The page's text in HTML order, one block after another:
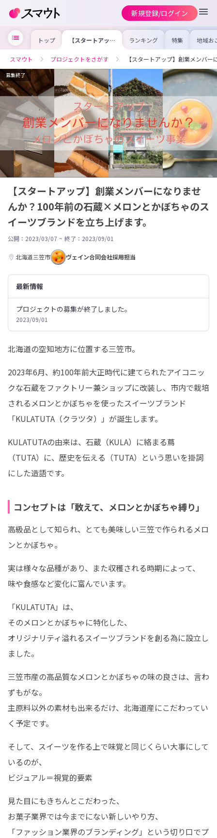
新規登録/ログイン
トップ 【スタートアッ
プ】創業メンバー
100年前の石蔵×
メロンとかぼちゃ
のスイーツブラン
ドを立ち上げま
す。
ランキング 特集 地域お
の求
を集め
事内容
を比較
合った
けよう
スマウト プロジェクトをさがす 【スタートアップ】創業メンバ
募集終了
【スタートアップ】創業メンバーになりませ
んか？100年前の石蔵×メロンとかぼちゃのス
イーツブランドを立ち上げます。
公開：2023/03/07 ~ 終了：2023/09/01
北海道三笠市 ヴェイン合同会社採用担当
最新情報
プロジェクトの募集が終了しました。
2023/09/01
北海道の空知地方に位置する三笠市。
2023年6月、約100年前大正時代に建てられたアイコニッ
クな石蔵をファクトリー兼ショップに改装し、市内で栽培
されるメロンとかぼちゃを使ったスイーツブランド
「KULATUTA（クラツタ）」が誕生します。
KULATUTAの由来は、石蔵（KULA）に絡まる蔦
（TUTA）に、歴史を伝える（TUTA）という思いを掛詞
にした造語です。
コンセプトは「敢えて、メロンとかぼちゃ縛り」
高級品として知られ、とても美味しい三笠で作られるメロ
ンとかぼちゃ。
実は様々な品種があり、また収穫される時期によって、
味や食感など変化に富んでいます。
「KULATUTA」は、
そのメロンとかぼちゃに特化した、
オリジナリティ溢れるスイーツブランドを創る為に設立し
ました。
三笠市産の高品質なメロンとかぼちゃの味の良さは、言わ
ずもがな。
主原料以外の素材も出来るだけ、北海道産にこだわってい
く予定です。
そして、スイーツを作る上で味覚と同じくらい大事にして
いるのが、
ビジュアル＝視覚的要素
見た目にもきちんとこだわった、
お菓子業界では今までにない新しいやり方、
「ファッション業界のブランディング」という切り口でプ